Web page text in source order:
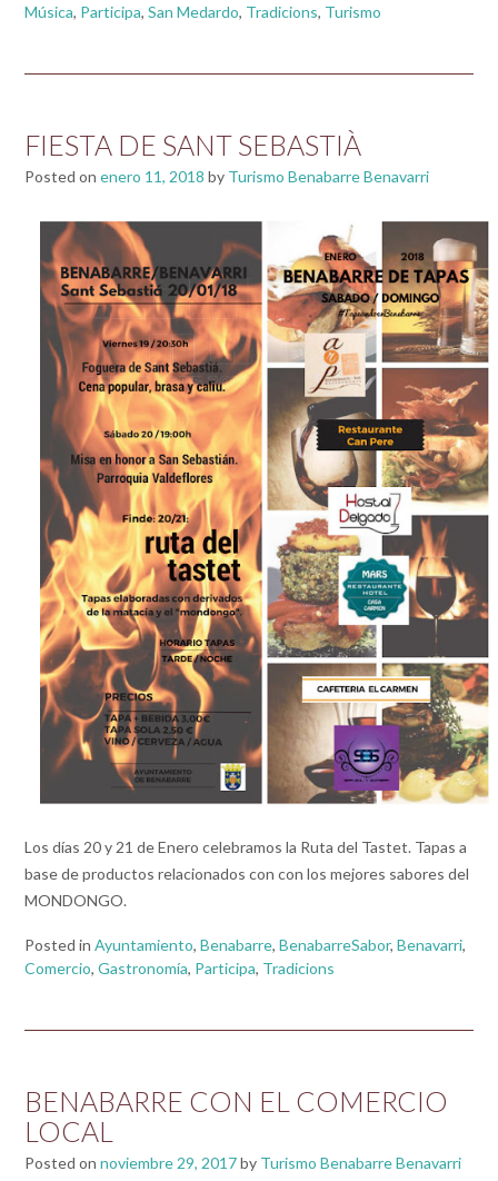
Música, Participa, San Medardo, Tradicions, Turismo
FIESTA DE SANT SEBASTIÀ
Posted on enero 11, 2018 by Turismo Benabarre Benavarri
Los días 20 y 21 de Enero celebramos la Ruta del Tastet. Tapas a
base de productos relacionados con con los mejores sabores del
MONDONGO.
Posted in Ayuntamiento, Benabarre, BenabarreSabor, Benavarri,
Comercio, Gastronomía, Participa, Tradicions
BENABARRE CON EL COMERCIO
LOCAL
Posted on noviembre 29, 2017by Turismo Benabarre Benavarri